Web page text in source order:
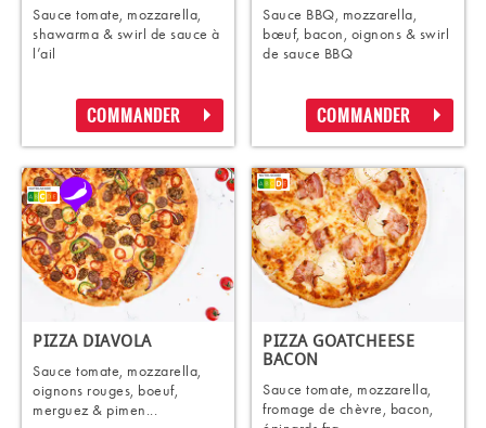
Sauce tomate, mozzarella,
shawarma & swirl de sauce à
l’ail
COMMANDER
Sauce BBQ, mozzarella,
bœuf, bacon, oignons & swirl
de sauce BBQ
COMMANDER
PIZZA DIAVOLA
Sauce tomate, mozzarella,
oignons rouges, boeuf,
merguez & pimen...
PIZZA GOATCHEESE
BACON
Sauce tomate, mozzarella,
fromage de chèvre, bacon,